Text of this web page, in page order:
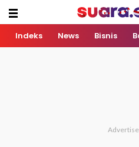
Indeks News Bisnis